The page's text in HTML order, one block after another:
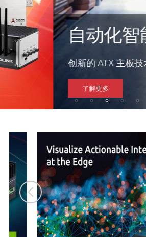
自动化智能物流
创新的 ATX 主板技术